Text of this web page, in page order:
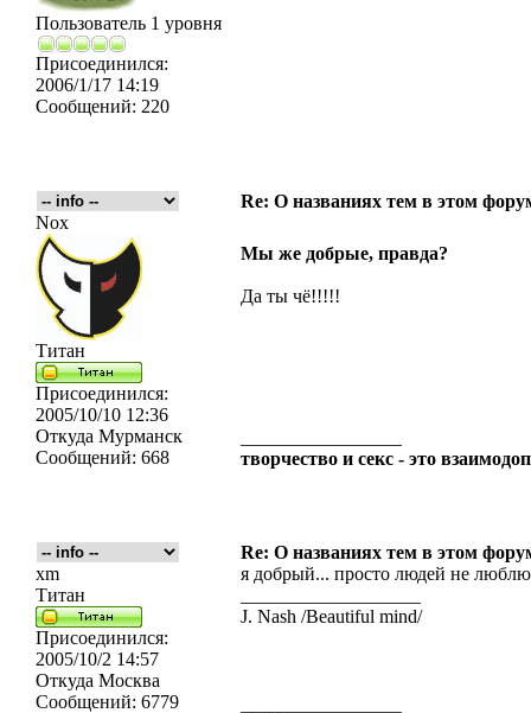
Пользователь 1 уровня
Присоединился:
2006/1/17 14:19
Сообщений: 220
Re: О названиях тем в этом
Nox
Титан
Присоединился:
2005/10/10 12:36
Откуда Мурманск
Сообщений: 668
Мы же добрые, правда?
Да ты чё!!!!!
творчество и секс - это
Re: О названиях тем в этом
xm
Титан
Присоединился:
2005/10/2 14:57
Откуда Москва
Сообщений: 6779
я добрый... просто людей не
J. Nash /Beautiful mind/